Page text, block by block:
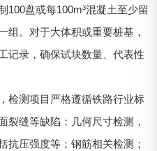
100盘或每100m³混凝土至少留
组。对于大体积或重要桩基，
记录，确保试块数量、代表性
检测项目严格遵循铁路行业标
裂缝等缺陷；几何尺寸检测，
抗压强度等；钢筋相关检测；